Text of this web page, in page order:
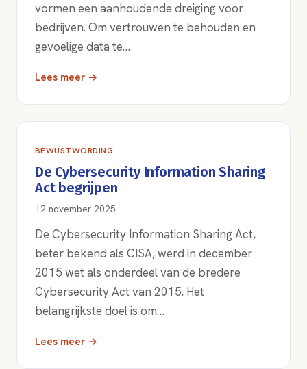
vormen een aanhoudende dreiging voor
bedrijven. Om vertrouwen te behouden en
gevoelige data te…
Lees meer →
BEWUSTWORDING
De Cybersecurity Information Sharing
Act begrijpen
12 november 2025
De Cybersecurity Information Sharing Act,
beter bekend als CISA, werd in december
2015 wet als onderdeel van de bredere
Cybersecurity Act van 2015. Het
belangrijkste doel is om…
Lees meer →